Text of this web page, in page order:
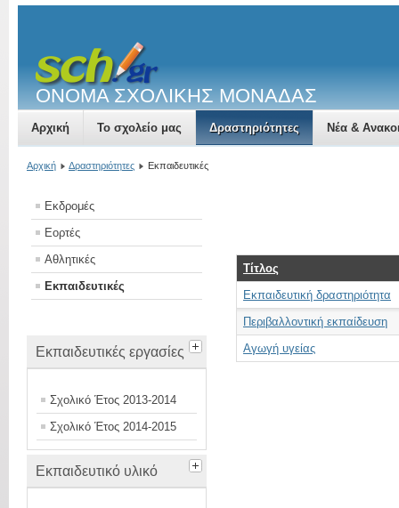
ΟΝΟΜΑ ΣΧΟΛΙΚΗΣ ΜΟΝΑΔΑΣ
Αρχική Το σχολείο μας Δραστηριότητες Νέα &
Αρχική Δραστηριότητες Εκπαιδευτικές
Εκδρομές
Εορτές
Αθλητικές
Εκπαιδευτικές
Εκπαιδευτικές εργασίες
Σχολικό Έτος 2013-2014
Σχολικό Έτος 2014-2015
Εκπαιδευτικό υλικό
Τίτλος
Εκπαιδευτική δραστηριότητα
Περιβαλλοντική εκπαίδευση
Αγωγή υγείας